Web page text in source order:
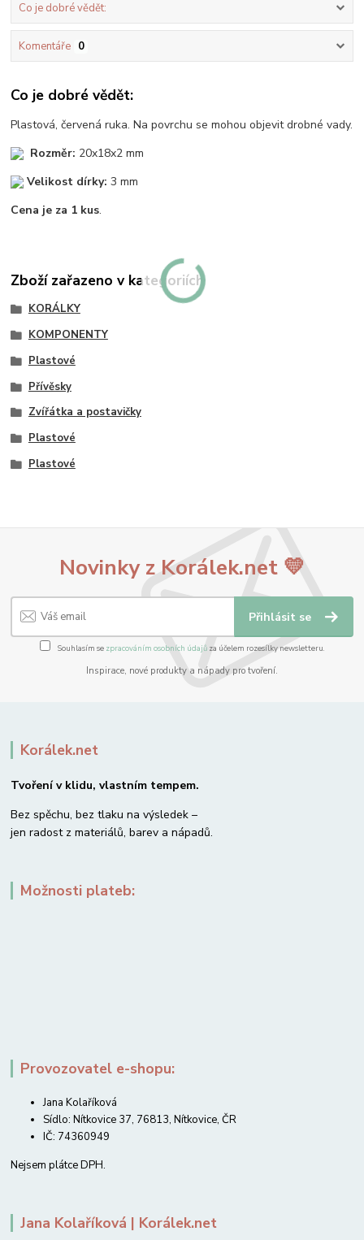
Co je dobré vědět:
Komentáře 0
Co je dobré vědět:
Plastová, červená ruka. Na povrchu se mohou objevit drobné vady.
Rozměr: 20x18x2 mm
Velikost dírky: 3 mm
Cena je za 1 kus.
Zboží zařazeno v kategoriích
KORÁLKY
KOMPONENTY
Plastové
Přívěsky
Zvířátka a postavičky
Plastové
Plastové
Novinky z Korálek.net 💛
Přihlásit se
Souhlasím se zpracováním osobních údajůza účelem rozesílky newsletteru.
Inspirace, nové produkty a nápady pro tvoření.
Korálek.net
Tvoření v klidu, vlastním tempem.
Bez spěchu, bez tlaku na výsledek –
jen radost z materiálů, barev a nápadů.
Možnosti plateb:
Provozovatel e-shopu:
Jana Kolaříková
Sídlo: Nítkovice 37, 76813, Nítkovice, ČR
IČ: 74360949
Nejsem plátce DPH.
Jana Kolaříková | Korálek.net